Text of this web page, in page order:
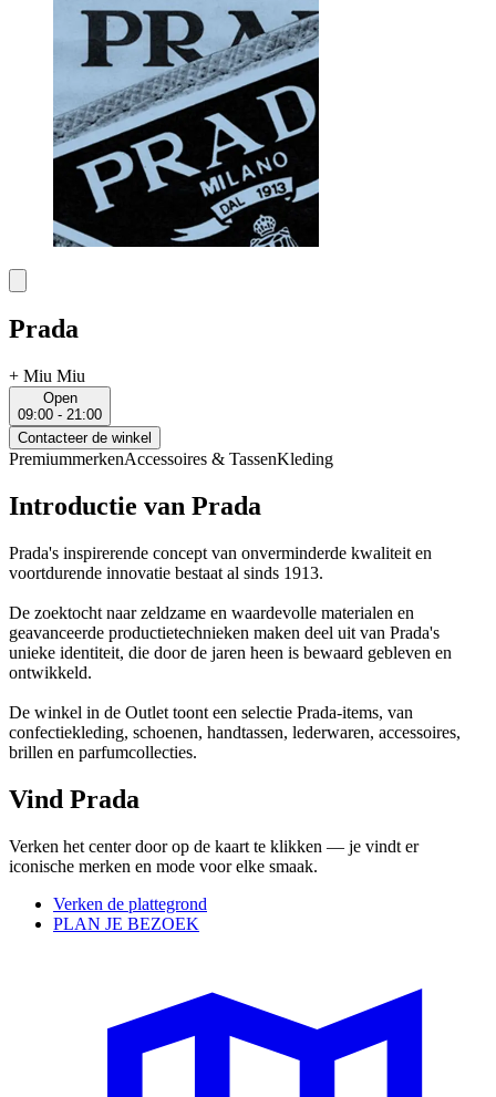
Prada
+ Miu Miu
Open
09:00 - 21:00
Contacteer de winkel
PremiummerkenAccessoires & TassenKleding
Introductie van Prada
Prada's inspirerende concept van onverminderde kwaliteit en
voortdurende innovatie bestaat al sinds 1913.
De zoektocht naar zeldzame en waardevolle materialen en
geavanceerde productietechnieken maken deel uit van Prada's
unieke identiteit, die door de jaren heen is bewaard gebleven en
ontwikkeld.
De winkel in de Outlet toont een selectie Prada-items, van
confectiekleding, schoenen, handtassen, lederwaren, accessoires,
brillen en parfumcollecties.
Vind Prada
Verken het center door op de kaart te klikken — je vindt er
iconische merken en mode voor elke smaak.
Verken de plattegrond
PLAN JE BEZOEK